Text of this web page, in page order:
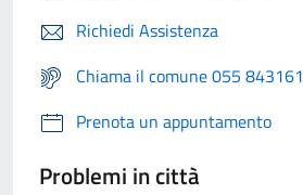
Richiedi Assistenza
Chiama il comune 055 843161
Prenota un appuntamento
Problemi in città